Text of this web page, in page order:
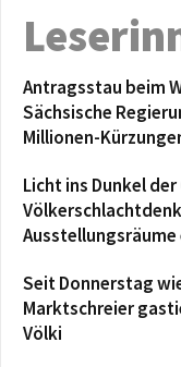
Antragsstau beim
Sächsische
Millionen-
Licht ins Dunkel
Ausstellungsräume
Seit Donnerstag
Marktschreier
Völki